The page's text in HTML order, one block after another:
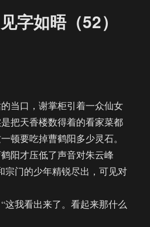
字如晤（52）
口，谢掌柜引着一众仙女
把天香楼数得着的看家菜都
顿要吃掉曹鹤阳多少灵石。
才压低了声音对朱云峰
宗门的少年精锐尽出，可见对
我看出来了。看起来那什么